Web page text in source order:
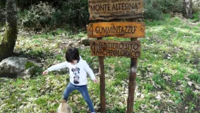
con i bambini (senza stress)
CONSIGLI
Guida Completa per Famiglie
SENTIERI,
itinerari imperdibili (+ consigli utili)- Parte 1